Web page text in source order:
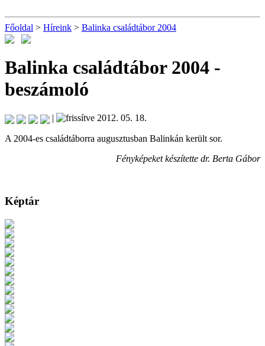
Főoldal > Híreink > Balinka családtábor 2004
Balinka családtábor 2004 -
beszámoló
| 2012. 05. 18.
A 2004-es családtáborra augusztusban Balinkán került sor.
Fényképeket készítette dr. Berta Gábor
Képtár